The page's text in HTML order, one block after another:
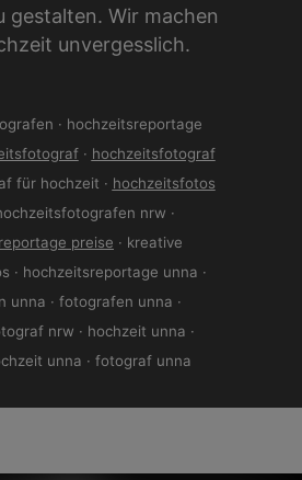
gestalten. Wir machen
unvergesslich.
· hochzeitsreportage
· hochzeitsfotograf
für hochzeit · hochzeitsfotos
nrw ·
preise · kreative
· hochzeitsreportage unna ·
unna · fotografen unna ·
nrw · hochzeit unna ·
unna · fotograf unna